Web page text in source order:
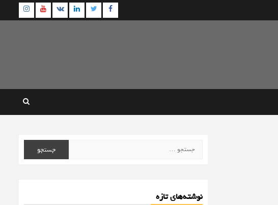
Facebook
Twitter
Linkedin
VK
برای:
نوشته‌های تازه